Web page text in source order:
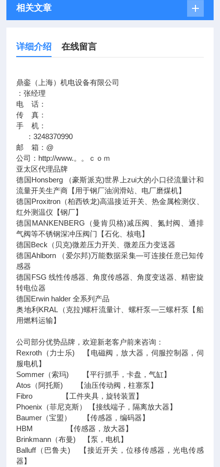
相关文章
详细介绍 在线留言
鼎銮（上海）机电设备有限公司
：张经理
电 话：
传 真：
手 机：
：3248370990
邮 箱：@
公司：http://www.。。ｃｏｍ
亚太区代理品牌
德国Honsberg （豪斯派克)世界上zui大的小口径流量计和
流量开关生产商【用于钢厂油润滑站、电厂磨煤机】
德国Proxitron（柏西铁龙)高温接近开关、热金属检测仪、
红外测温仪【钢厂】
德国MANKENBERG（曼肯贝格)减压阀、氮封阀、通排
气阀等不锈钢深冲压阀门【石化、核电】
德国Beck（贝克)微差压力开关、微差压力变送器
德国Ahlborn （爱尔邦)万能数据采集—可连接任意已知传
感器
德国FSG 线性传感器、角度传感器、角度变送器、精密旋
转电位器
德国Erwin halder 全系列产品
奥地利KRAL（克拉)螺杆流量计、螺杆泵—三螺杆泵【船
用燃料运输】
公司部分优势品牌，欢迎新老客户前来咨询：
Rexroth（力士乐) 【电磁阀，放大器，伺服控制器，伺
服电机】
Sommer（索玛) 【平行抓手，卡盘，气缸】
Atos（阿托斯) 【油压传动阀，柱塞泵】
Fibro 【工件夹具，旋转装置】
Phoenix（菲尼克斯） 【接线端子，隔离放大器】
Baumer（宝盟） 【传感器，编码器】
HBM 【传感器，放大器】
Brinkmann（布曼) 【泵，电机】
Balluff（巴鲁夫) 【接近开关，位移传感器，光电传感
器】